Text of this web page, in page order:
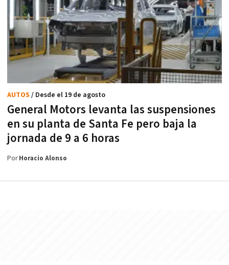
General Motors levanta las suspensiones
en su planta de Santa Fe pero baja la
jornada de 9 a 6 horas
AUTOS / Desde el 19 de agosto
PorHoracio Alonso